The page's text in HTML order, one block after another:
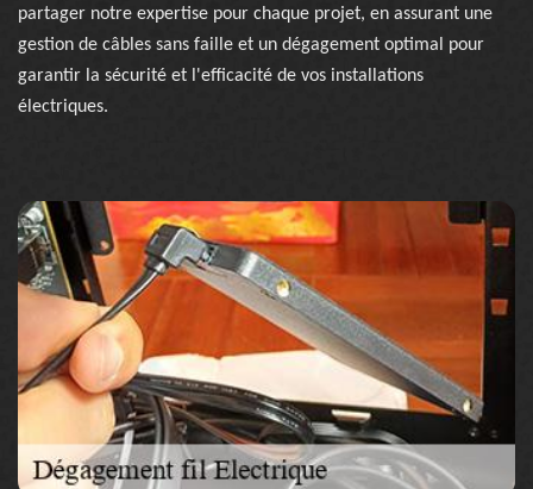
partager notre expertise pour chaque projet, en assurant une
gestion de câbles sans faille et un dégagement optimal pour
garantir la sécurité et l'efficacité de vos installations
électriques.